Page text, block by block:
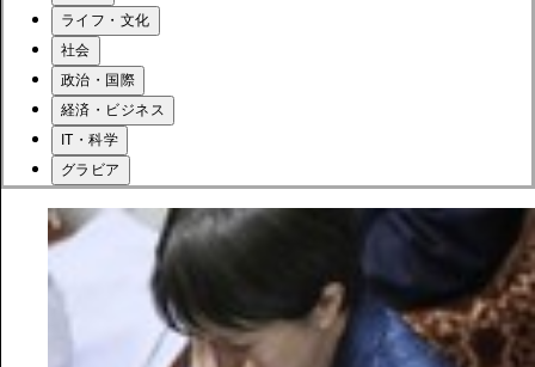
ライフ・文化
社会
政治・国際
経済・ビジネス
IT・科学
グラビア